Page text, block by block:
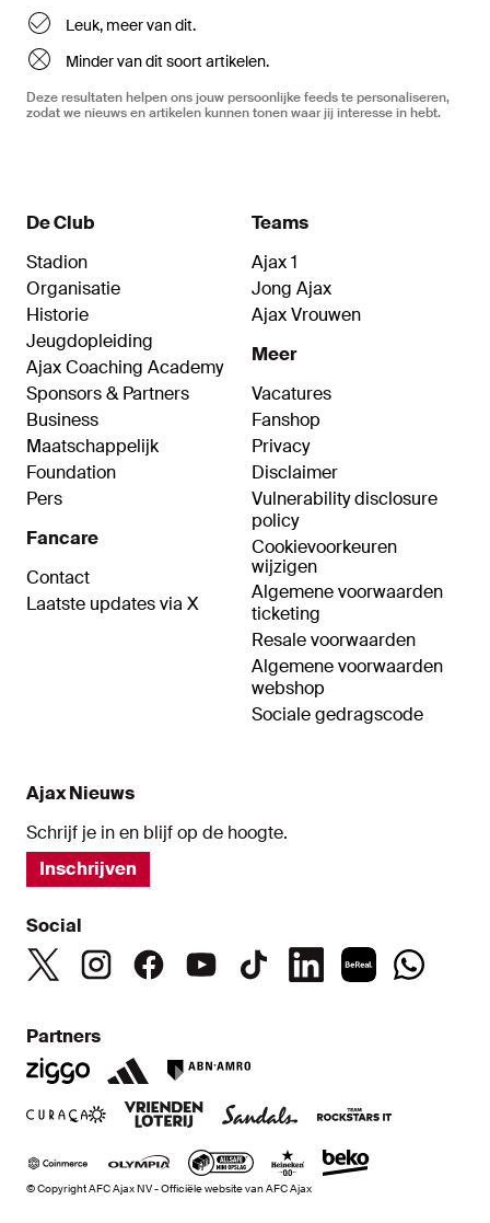
Leuk, meer van dit.
Minder van dit soort artikelen.
Deze resultaten helpen ons jouw persoonlijke feeds te personaliseren,
zodat we nieuws en artikelen kunnen tonen waar jij interesse in hebt.
De Club
Stadion
Organisatie
Historie
Jeugdopleiding
Ajax Coaching Academy
Sponsors & Partners
Business
Maatschappelijk
Foundation
Pers
Fancare
Contact
Laatste updates via X
Teams
Ajax 1
Jong Ajax
Ajax Vrouwen
Meer
Vacatures
Fanshop
Privacy
Disclaimer
Vulnerability disclosure
policy
Cookievoorkeuren
wijzigen
Algemene voorwaarden
ticketing
Resale voorwaarden
Algemene voorwaarden
webshop
Sociale gedragscode
Ajax Nieuws
Schrijf je in en blijf op de hoogte.
Inschrijven
Social
Partners
© Copyright AFC Ajax NV - Officiële website van AFC Ajax